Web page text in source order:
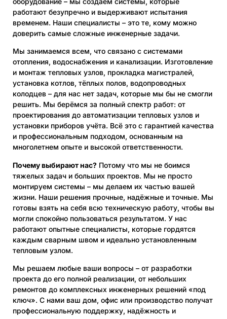
работают безупречно и выдерживают испытания
временем. Наши специалисты – это те, кому можно
доверить самые сложные инженерные задачи.
Мы занимаемся всем, что связано с системами
отопления, водоснабжения и канализации. Изготовление
и монтаж тепловых узлов, прокладка магистралей,
установка котлов, тёплых полов, водопроводных
колодцев – для нас нет задач, которые мы бы не смогли
решить. Мы берёмся за полный спектр работ: от
проектирования до автоматизации тепловых узлов и
установки приборов учёта. Всё это с гарантией качества
и профессиональным подходом, основанным на
многолетнем опыте и высокой ответственности.
Почему выбирают нас? Потому что мы не боимся
тяжелых задач и больших проектов. Мы не просто
монтируем системы – мы делаем их частью вашей
жизни. Наши решения прочные, надёжные и точные. Мы
готовы взять на себя всю техническую работу, чтобы вы
могли спокойно пользоваться результатом. У нас
работают опытные специалисты, которые гордятся
каждым сварным швом и идеально установленным
тепловым узлом.
Мы решаем любые ваши вопросы – от разработки
проекта до его полной реализации, от небольших
ремонтов до комплексных инженерных решений «под
ключ». С нами ваш дом, офис или производство получат
профессиональную поддержку, надёжность и